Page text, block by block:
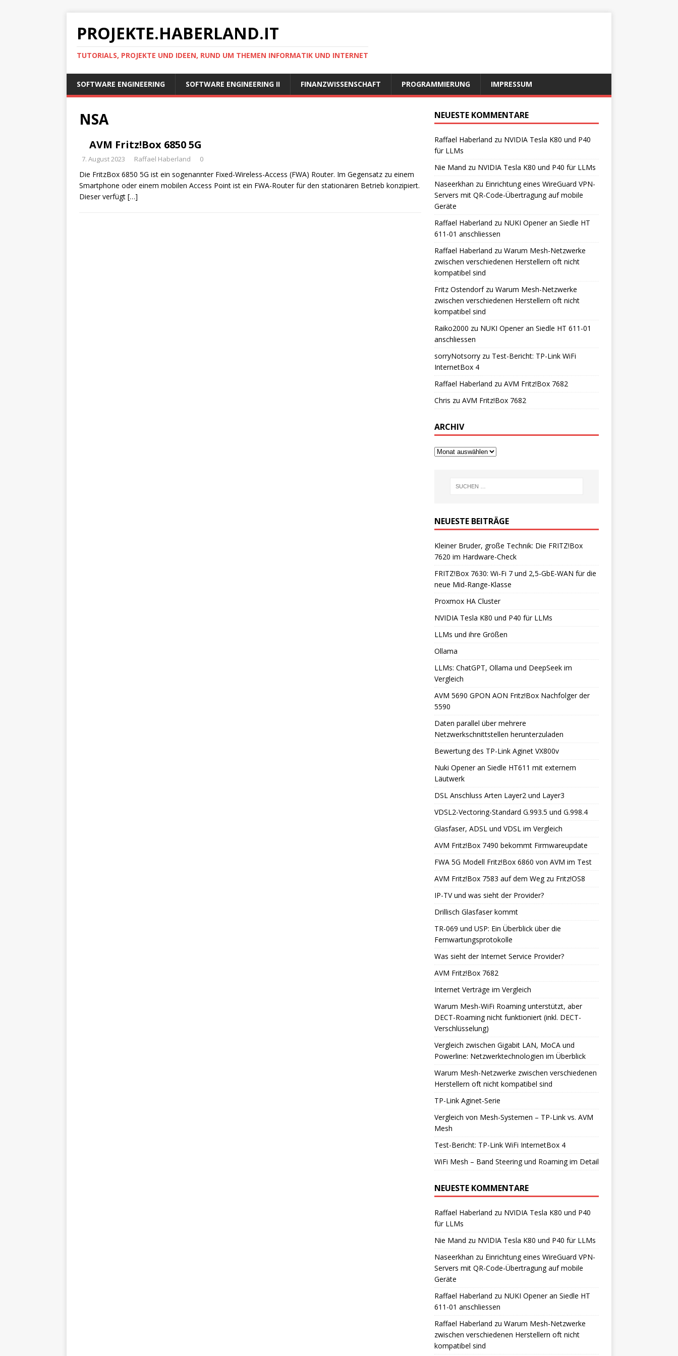
PROJEKTE.HABERLAND.IT
TUTORIALS, PROJEKTE UND IDEEN, RUND UM THEMEN INFORMATIK UND INTERNET
SOFTWARE ENGINEERING SOFTWARE ENGINEERING II FINANZWISSENSCHAFT PROGRAMMIERUNG IMPRESSUM
NSA
AVM Fritz!Box 6850 5G
7. August 2023 Raffael Haberland 0
Die FritzBox 6850 5G ist ein sogenannter Fixed-Wireless-Access (FWA) Router. Im Gegensatz zu einem
Smartphone oder einem mobilen Access Point ist ein FWA-Router für den stationären Betrieb konzipiert.
Dieser verfügt […]
NEUESTE KOMMENTARE
Raffael Haberland zu NVIDIA Tesla K80 und P40
für LLMs
Nie Mand zu NVIDIA Tesla K80 und P40 für LLMs
Naseerkhan zu Einrichtung eines WireGuard VPN-
Servers mit QR-Code-Übertragung auf mobile
Geräte
Raffael Haberland zu NUKI Opener an Siedle HT
611-01 anschliessen
Raffael Haberland zu Warum Mesh-Netzwerke
zwischen verschiedenen Herstellern oft nicht
kompatibel sind
Fritz Ostendorfzu Warum Mesh-Netzwerke
zwischen verschiedenen Herstellern oft nicht
kompatibel sind
Raiko2000 zu NUKI Opener an Siedle HT 611-01
anschliessen
sorryNotsorryzu Test-Bericht: TP-Link WiFi
InternetBox 4
Raffael Haberland zu AVM Fritz!Box 7682
Chris zu AVM Fritz!Box 7682
ARCHIV
NEUESTE BEITRÄGE
Kleiner Bruder, große Technik: Die FRITZ!Box
7620 im Hardware-Check
FRITZ!Box 7630: Wi-Fi 7 und 2,5-GbE-WAN für die
neue Mid-Range-Klasse
Proxmox HA Cluster
NVIDIA Tesla K80 und P40 für LLMs
LLMs und ihre Größen
Ollama
LLMs: ChatGPT, Ollama und DeepSeek im
Vergleich
AVM 5690 GPON AON Fritz!Box Nachfolger der
5590
Daten parallel über mehrere
Netzwerkschnittstellen herunterzuladen
Bewertung des TP-Link Aginet VX800v
Nuki Opener an Siedle HT611 mit externem
Läutwerk
DSL Anschluss Arten Layer2 und Layer3
VDSL2-Vectoring-Standard G.993.5 und G.998.4
Glasfaser, ADSL und VDSL im Vergleich
AVM Fritz!Box 7490 bekommt Firmwareupdate
FWA 5G Modell Fritz!Box 6860 von AVM im Test
AVM Fritz!Box 7583 auf dem Weg zu Fritz!OS8
IP-TV und was sieht der Provider?
Drillisch Glasfaser kommt
TR-069 und USP: Ein Überblick über die
Fernwartungsprotokolle
Was sieht der Internet Service Provider?
AVM Fritz!Box 7682
Internet Verträge im Vergleich
Warum Mesh-WiFi Roaming unterstützt, aber
DECT-Roaming nicht funktioniert (inkl. DECT-
Verschlüsselung)
Vergleich zwischen Gigabit LAN, MoCA und
Powerline: Netzwerktechnologien im Überblick
Warum Mesh-Netzwerke zwischen verschiedenen
Herstellern oft nicht kompatibel sind
TP-Link Aginet-Serie
Vergleich von Mesh-Systemen – TP-Link vs. AVM
Mesh
Test-Bericht: TP-Link WiFi InternetBox 4
WiFi Mesh – Band Steering und Roaming im Detail
NEUESTE KOMMENTARE
Raffael Haberland zu NVIDIA Tesla K80 und P40
für LLMs
Nie Mand zu NVIDIA Tesla K80 und P40 für LLMs
Naseerkhan zu Einrichtung eines WireGuard VPN-
Servers mit QR-Code-Übertragung auf mobile
Geräte
Raffael Haberland zu NUKI Opener an Siedle HT
611-01 anschliessen
Raffael Haberland zu Warum Mesh-Netzwerke
zwischen verschiedenen Herstellern oft nicht
kompatibel sind